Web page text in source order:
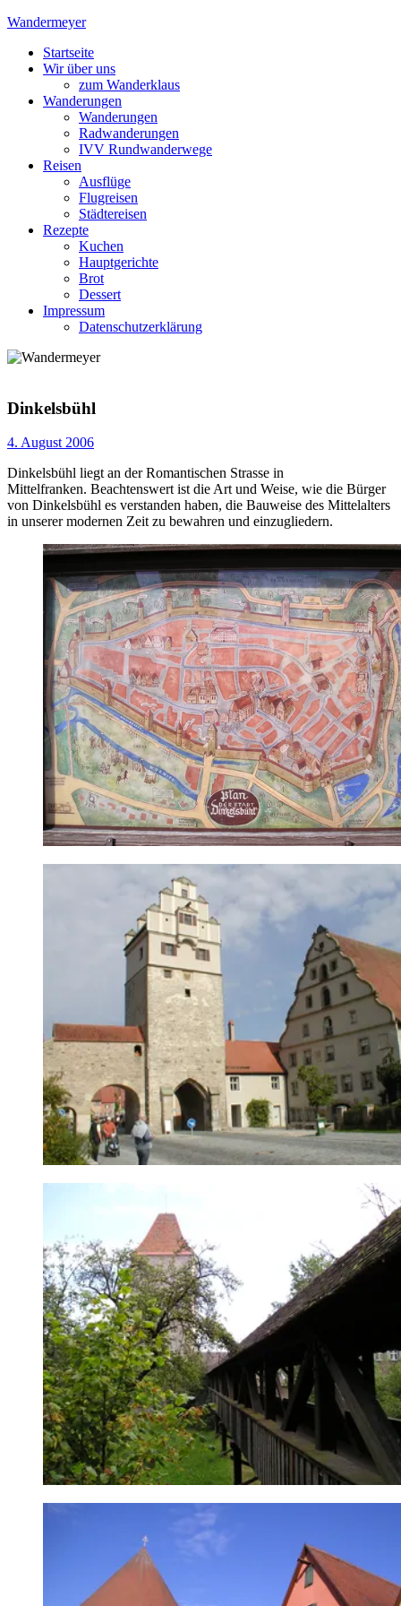
Skip
content
Wandermeyer
Das Wandern ist des Meyers Lust
Startseite
Wir über uns
zum Wanderklaus
Wanderungen
Wanderungen
Radwanderungen
IVV Rundwanderwege
Reisen
Ausflüge
Flugreisen
Städtereisen
Rezepte
Kuchen
Hauptgerichte
Brot
Dessert
Impressum
Datenschutzerklärung
Dinkelsbühl
4. August 2006
Dinkelsbühl liegt an der Romantischen Strasse in
Mittelfranken. Beachtenswert ist die Art und Weise, wie die Bürger
von Dinkelsbühl es verstanden haben, die Bauweise des Mittelalters
in unserer modernen Zeit zu bewahren und einzugliedern.